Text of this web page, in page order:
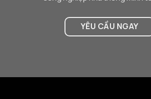
YÊU CẦU NGAY